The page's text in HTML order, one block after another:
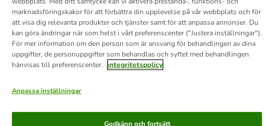
© zooplus SE 2026
marknadsföringskakor för att förbättra din upplevelse på vår webbplats och för
att visa dig relevanta produkter och tjänster samt för att anpassa annonser. Du
kan göra ändringar när som helst i vårt preferenscenter ("Justera inställningar").
För mer information om den person som är ansvarig för behandlingen av dina
uppgifter, de personuppgifter som behandlas och syftet med behandlingen
hänvisas till preferenscenter. integritetspolicy
Anpassa inställningar
Godkänn och fortsätt